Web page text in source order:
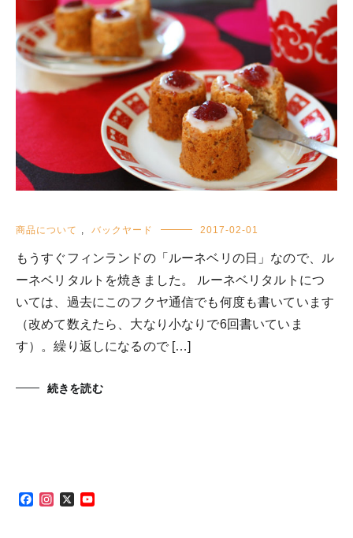
商品について , バックヤード 2017-02-01
もうすぐフィンランドの「ルーネベリの日」なので、ル
ーネベリタルトを焼きました。 ルーネベリタルトにつ
いては、過去にこのフクヤ通信でも何度も書いています
（改めて数えたら、大なり小なりで6回書いていま
す）。繰り返しになるので […]
続きを読む
Facebook
Instagram
X